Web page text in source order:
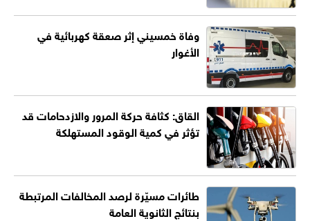
وفاة خمسيني إثر صعقة كهربائية في
الأغوار
القاق: كثافة حركة المرور والازدحامات قد
تؤثر في كمية الوقود المستهلكة
طائرات مسيّرة لرصد المخالفات المرتبطة
بنتائج الثانوية العامة